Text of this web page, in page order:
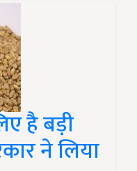
है बड़ी
ने लिया